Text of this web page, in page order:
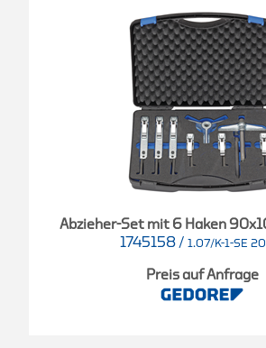
Abzieher-Set mit 6 Haken
1745158 / 1.07/K-1-SE
Preis auf Anfrage